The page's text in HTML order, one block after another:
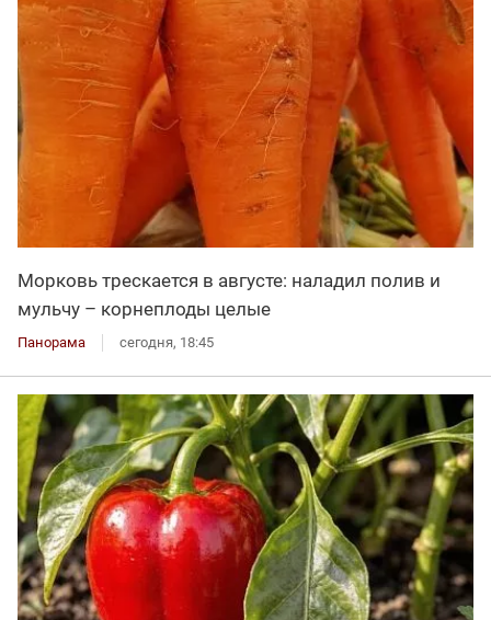
Морковь трескается в августе: наладил полив и
мульчу – корнеплоды целые
Панорама сегодня, 18:45